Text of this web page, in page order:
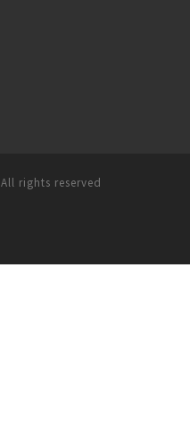
All rights reserved